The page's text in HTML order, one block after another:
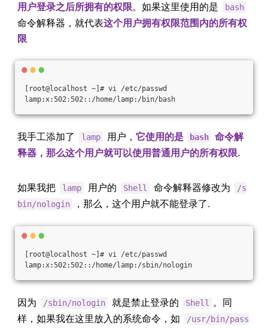
用户登录之后所拥有的权限。如果这里使用的是 bash
命令解释器，就代表这个用户拥有权限范围内的所有权
限
[root@localhost ~]# vi /etc/passwd
lamp:x:502:502::/home/lamp:/bin/bash
我手工添加了 lamp 用户， 它使用的是 bash
命令解
释器，那么这个用户就可以使用普通用户的所有权限.
如果我把 lamp 用户的 Shell 命令解释器修改为
/s
bin/nologin
，那么，这个用户就不能登录了.
[root@localhost ~]# vi /etc/passwd
lamp:x:502:502::/home/lamp:/sbin/nologin
因为 /sbin/nologin 就是禁止登录的 Shell 。同
样，如果我在这里放入的系统命令，如
/usr/bin/pass